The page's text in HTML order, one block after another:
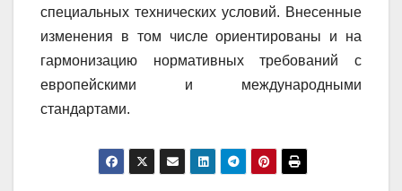
специальных технических условий. Внесенные
изменения в том числе ориентированы и на
гармонизацию нормативных требований с
европейскими и международными
стандартами.